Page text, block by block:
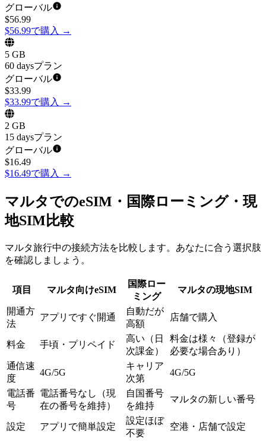
グローバル
$56.99
$56.99で購入 →
5 GB
60 daysプラン
グローバル
$33.99
$33.99で購入 →
2 GB
15 daysプラン
グローバル
$16.49
$16.49で購入 →
マルタでのeSIM・国際ローミング・現
地SIM比較
マルタ旅行中の接続方法を比較します。あなたに合う選択肢
を確認しましょう。
項目 マルタ向けeSIM
国際ロー
ミング
マルタの現地SIM
開通方
法
アプリですぐ開通
自動だが
高額
店舗で購入
料金 手頃・プリペイド
高い（日
次課金）
料金は様々（登録が
必要な場合あり）
通信速
度
4G/5G
キャリア
次第
4G/5G
電話番
号
電話番号なし（現
在の番号を維持）
自国番号
を維持
マルタの新しい番号
設定 アプリで簡単設定
設定ほぼ
不要
空港・店舗で設定